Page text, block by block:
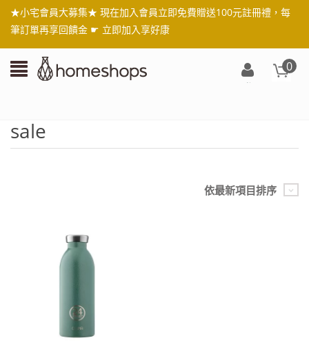
★小宅會員大募集★ 現在加入會員立即免費贈送100元註冊禮，每
筆訂單再享回饋金 ☛ 立即加入享好康
0
sale
依最新項目排序